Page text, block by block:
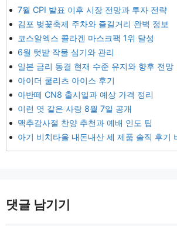
7월 CPI 발표 이후 시장 전망과 투자 전략
김포 벚꽃축제 주차와 즐길거리 완벽 정보
코스알엑스 콜라겐 마스크팩 1위 달성
6월 텃밭 작물 심기와 관리
일본 금리 동결 현재 수준 유지와 향후 전망
아이더 쿨리츠 아이스 후기
아반떼 CN8 출시일과 예상 가격 정리
이런 엿 같은 사랑 8월 7일 공개
맥추감사절 찬양 추천과 예배 인도 팁
아기 비치타올 내돈내산 세 제품 솔직 후기
댓글 남기기